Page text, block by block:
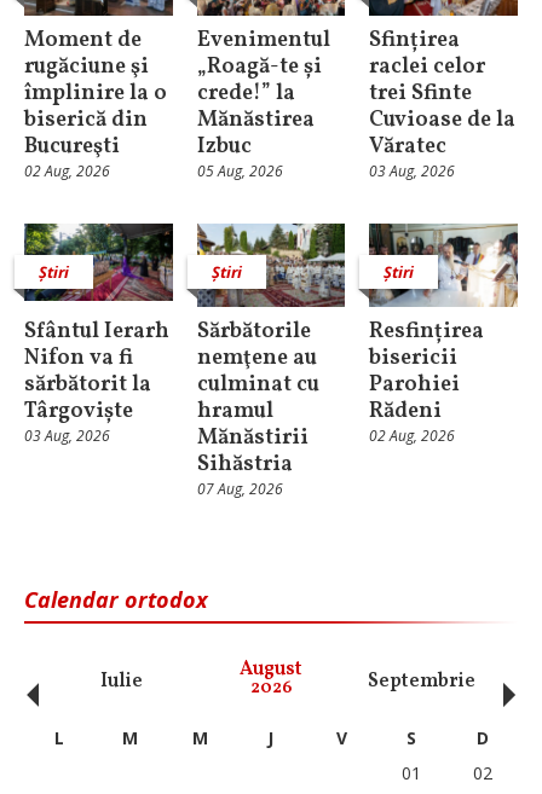
Moment de
rugăciune şi
împlinire la o
biserică din
Bucureşti
02 Aug, 2026
Evenimentul
„Roagă-te și
crede!” la
Mănăstirea
Izbuc
05 Aug, 2026
Sfințirea
raclei celor
trei Sfinte
Cuvioase de la
Văratec
03 Aug, 2026
Știri
Sfântul Ierarh
Nifon va fi
sărbătorit la
Târgoviște
03 Aug, 2026
Știri
Sărbătorile
nemţene au
culminat cu
hramul
Mănăstirii
Sihăstria
07 Aug, 2026
Știri
Resfințirea
bisericii
Parohiei
Rădeni
02 Aug, 2026
Calendar ortodox
Iulie August
2026 Septembrie
‹ L M M J V S
D
01
02